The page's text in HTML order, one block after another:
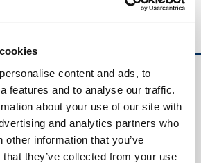
content and ads, to
features and to analyse our traffic.
about your use of our site with
and analytics partners who
other information that you’ve
they’ve collected from your use
所について